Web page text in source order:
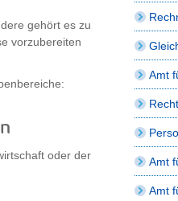
gehört es zu
vorzubereiten
oder der
Amt
Amt
Amt